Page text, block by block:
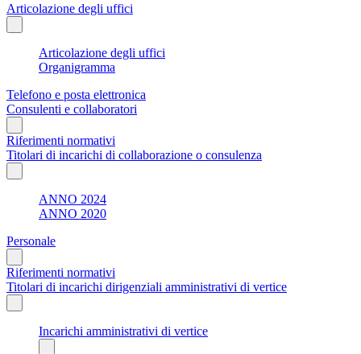
Articolazione degli uffici
Articolazione degli uffici
Organigramma
Telefono e posta elettronica
Consulenti e collaboratori
Riferimenti normativi
Titolari di incarichi di collaborazione o consulenza
ANNO 2024
ANNO 2020
Personale
Riferimenti normativi
Titolari di incarichi dirigenziali amministrativi di vertice
Incarichi amministrativi di vertice